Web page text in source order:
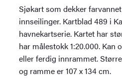
Sjøkart som dekker
innseilinger. Kartblad 489 i
havnekartserie. Kartet har
har målestokk 1:20.000. Kan
eller ferdig innrammet.
og ramme er 107 x 134 cm.